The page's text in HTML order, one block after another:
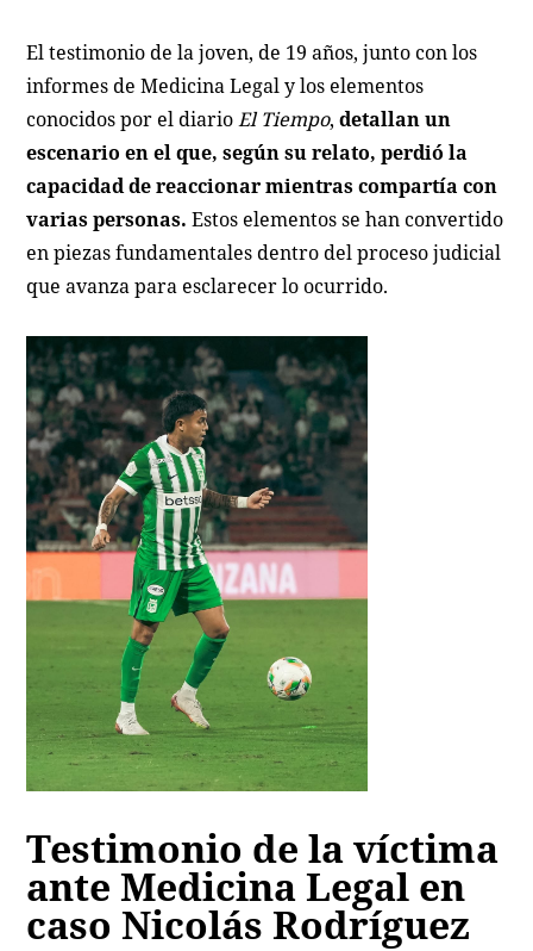
El testimonio de la joven, de 19 años, junto con los
informes de Medicina Legal y los elementos
conocidos por el diarioEl Tiempo,detallan un
escenario en el que, según su relato, perdió la
capacidad de reaccionar mientras compartía con
varias personas. Estos elementos se han convertido
en piezas fundamentales dentro del proceso judicial
que avanza para esclarecer lo ocurrido.
Testimonio de la víctima
ante Medicina Legal en
caso Nicolás Rodríguez